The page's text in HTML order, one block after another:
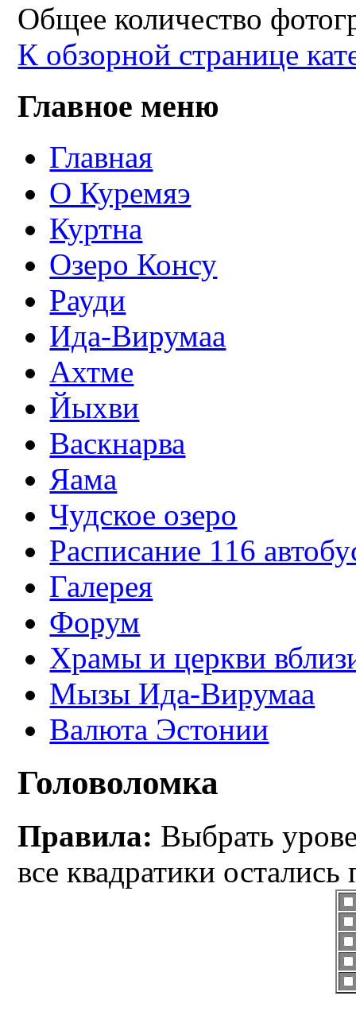
Общее количество
К обзорной странице
Главное меню
Главная
О Куремяэ
Куртна
Озеро Консу
Рауди
Ида-Вирумаа
Ахтме
Йыхви
Васкнарва
Яама
Чудское озеро
Расписание 116
Галерея
Форум
Храмы и церкви
Мызы Ида-Вирумаа
Валюта Эстонии
Головоломка
Правила: Выбрать
все квадратики